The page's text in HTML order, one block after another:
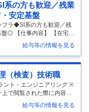
系の方も歓迎／残業
安定基盤
ラ◆SI系の方も歓迎／残
◎ 【仕事内容】 【在宅併
業20H程／水処理事業の
～インフラを支える水処
せる／社員数4300名、年
ムにおいてセキュリティ
ト対応などご経験や得意
ます。 ７名の中でメイン担
も一部携 …
給与等の情報を見る
（検査）技術職
ント・エンジニアリング ※
で閲覧された際に内容が
お客様に納入する製品の検
けた取り組みをおこなっ
給与等の情報を見る